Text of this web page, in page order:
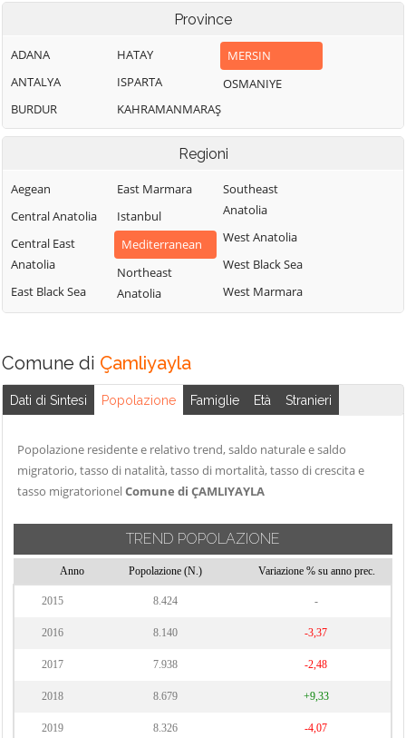
Province
ADANA
ANTALYA
BURDUR
HATAY
ISPARTA
KAHRAMANMARAŞ
MERSIN
OSMANIYE
Regioni
Aegean
Central Anatolia
Central East
Anatolia
East Black Sea
East Marmara
Istanbul
Mediterranean
Northeast
Anatolia
Southeast
Anatolia
West Anatolia
West Black Sea
West Marmara
Comune di Çamliyayla
Dati di Sintesi Popolazione Famiglie Età Stranieri
Popolazione residente e relativo trend, saldo naturale e saldo
migratorio, tasso di natalità, tasso di mortalità, tasso di crescita e
tasso migratorionelComune di ÇAMLIYAYLA
TREND POPOLAZIONE
Anno Popolazione (N.) Variazione % su anno prec.
2015 8.424 -
2016 8.140 -3,37
2017 7.938 -2,48
2018 8.679 +9,33
2019 8.326 -4,07